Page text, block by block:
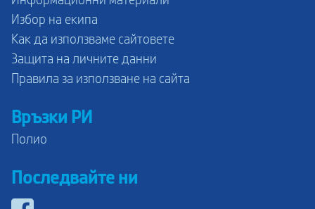
Избор на екипа
Как да използваме сайтовете
Защита на личните данни
Правила за използване на сайта
Връзки РИ
Полио
Последвайте ни